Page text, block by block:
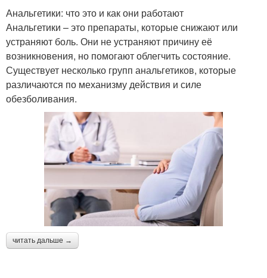
Анальгетики: что это и как они работают
Анальгетики – это препараты, которые снижают или
устраняют боль. Они не устраняют причину её
возникновения, но помогают облегчить состояние.
Существует несколько групп анальгетиков, которые
различаются по механизму действия и силе
обезболивания.
читать дальше →